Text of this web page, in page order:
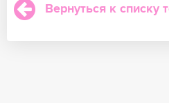
Вернуться к списку